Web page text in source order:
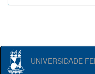
UNIVERSIDADE